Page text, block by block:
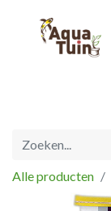
Alle producten